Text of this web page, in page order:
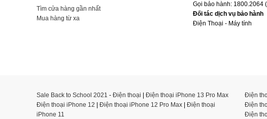
Tìm cửa hàng gần nhất
Mua hàng từ xa
Gọi bảo hành: 1800.2064
Đối tác dịch vụ bảo hành
Điện Thoại - Máy tính
Sale Back to School 2021 - Điện thoại | Điện thoại iPhone 13 Pro Max
Điện thoại iPhone 12 | Điện thoại iPhone 12 Pro Max | Điện thoại
iPhone 11
Điện
Điện
Điện